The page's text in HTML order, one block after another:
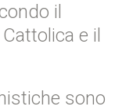
il
e il
sono